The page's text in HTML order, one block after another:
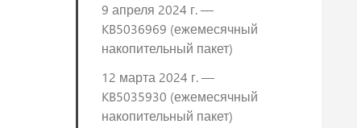
9 апреля 2024 г. —
KB5036969 (ежемесячный
накопительный пакет)
12 марта 2024 г. —
KB5035930 (ежемесячный
накопительный пакет)